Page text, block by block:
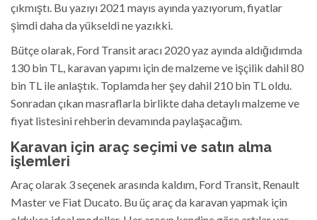
çıkmıştı. Bu yazıyı 2021 mayıs ayında yazıyorum, fiyatlar
şimdi daha da yükseldi ne yazıkki.
Bütçe olarak, Ford Transit aracı 2020 yaz ayında aldığıdımda
130 bin TL, karavan yapımı için de malzeme ve işçilik dahil 80
bin TL ile anlaştık. Toplamda her şey dahil 210 bin TL oldu.
Sonradan çıkan masraflarla birlikte daha detaylı malzeme ve
fiyat listesini rehberin devamında paylaşacağım.
Karavan için araç seçimi ve satın alma
işlemleri
Araç olarak 3 seçenek arasında kaldım, Ford Transit, Renault
Master ve Fiat Ducato. Bu üç araç da karavan yapmak için